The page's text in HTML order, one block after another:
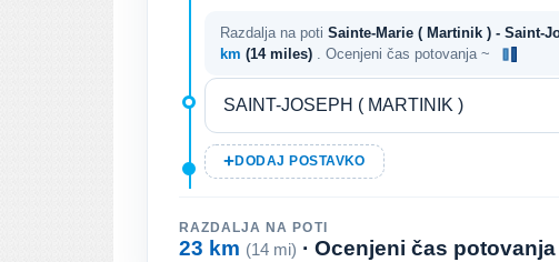
Razdalja na poti Sainte-Marie ( Martinik ) - Saint-
km (14 miles) . Ocenjeni čas potovanja ~
DODAJ POSTAVKO
RAZDALJA NA POTI
23 km (14 mi) · Ocenjeni čas potovanja